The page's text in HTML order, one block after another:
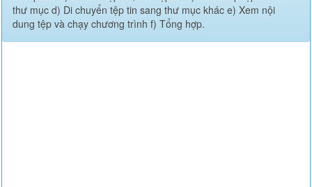
thư mục d) Di chuyển tệp tin sang thư mục khác e) Xem nội
dung tệp và chạy chương trình f) Tổng hợp.